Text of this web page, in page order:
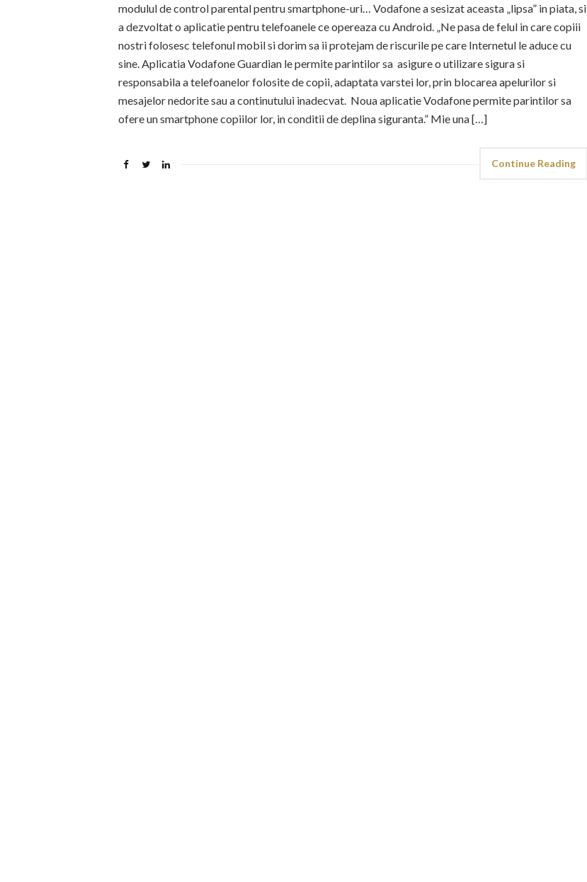
modulul de control parental pentru smartphone-uri… Vodafone a sesizat aceasta „lipsa” in piata, si
a dezvoltat o aplicatie pentru telefoanele ce opereaza cu Android. „Ne pasa de felul in care copiii
nostri folosesc telefonul mobil si dorim sa ii protejam de riscurile pe care Internetul le aduce cu
sine. Aplicatia Vodafone Guardian le permite parintilor sa asigure o utilizare sigura si
responsabila a telefoanelor folosite de copii, adaptata varstei lor, prin blocarea apelurilor si
mesajelor nedorite sau a continutului inadecvat. Noua aplicatie Vodafone permite parintilor sa
ofere un smartphone copiilor lor, in conditii de deplina siguranta.” Mie una […]
Continue Reading